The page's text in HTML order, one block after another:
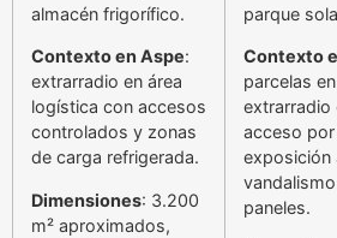
almacén frigorífico.
Contexto en Aspe:
extrarradio en área
logística con accesos
controlados y zonas
de carga refrigerada.
Dimensiones: 3.200
m² aproximados,
parque
Contexto
parcelas en
extrarradio
acceso
exposición
paneles.